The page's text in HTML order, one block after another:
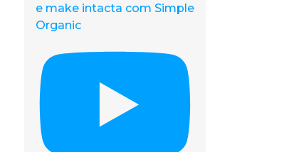
e make intacta com Simple
Organic